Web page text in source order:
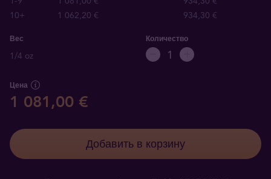
10+
1 062,20 € 934,30 €
Вес
1/4 oz
Количество
Цена
1 081,00 €
Добавить в корзину